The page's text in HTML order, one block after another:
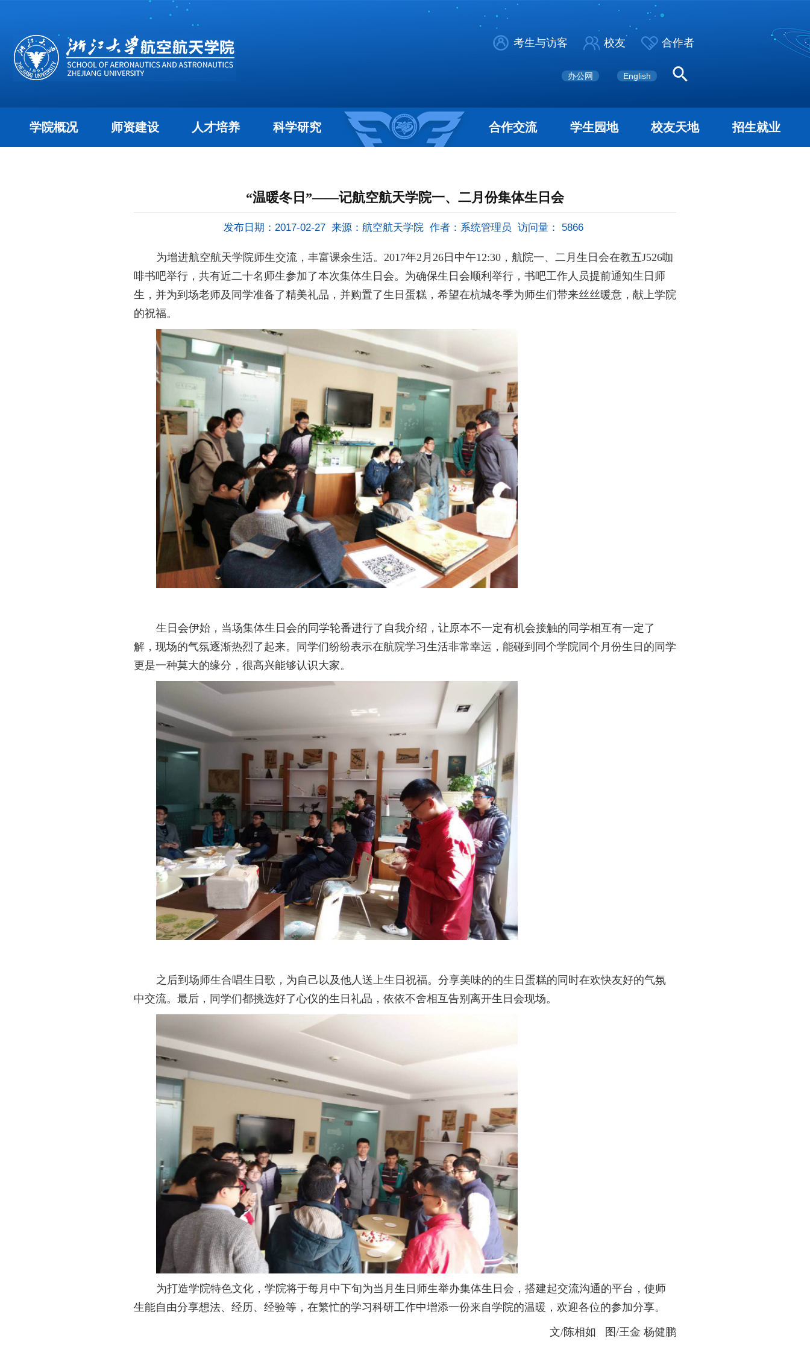
考生与访客 校友 合作者
办公网 English
学院概况 师资建设 人才培养 科学研究 合作交流 学生园地 校友天地 招生就业
“温暖冬日”――记航空航天学院一、二月份集体生日会
发布日期：2017-02-27 来源：航空航天学院 作者：系统管理员 访问量： 5866
为增进航空航天学院师生交流，丰富课余生活。2017年2月26日中午12:30，航院一、二月生日会在教五J526咖
啡书吧举行，共有近二十名师生参加了本次集体生日会。为确保生日会顺利举行，书吧工作人员提前通知生日师
生，并为到场老师及同学准备了精美礼品，并购置了生日蛋糕，希望在杭城冬季为师生们带来丝丝暖意，献上学院
的祝福。
生日会伊始，当场集体生日会的同学轮番进行了自我介绍，让原本不一定有机会接触的同学相互有一定了
解，现场的气氛逐渐热烈了起来。同学们纷纷表示在航院学习生活非常幸运，能碰到同个学院同个月份生日的同学
更是一种莫大的缘分，很高兴能够认识大家。
之后到场师生合唱生日歌，为自己以及他人送上生日祝福。分享美味的的生日蛋糕的同时在欢快友好的气氛
中交流。最后，同学们都挑选好了心仪的生日礼品，依依不舍相互告别离开生日会现场。
为打造学院特色文化，学院将于每月中下旬为当月生日师生举办集体生日会，搭建起交流沟通的平台，使师
生能自由分享想法、经历、经验等，在繁忙的学习科研工作中增添一份来自学院的温暖，欢迎各位的参加分享。
文/陈相如 图/王金 杨健鹏